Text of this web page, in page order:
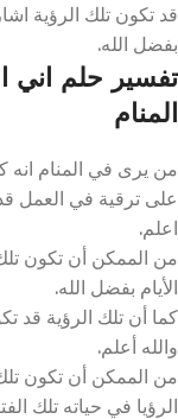
قد تكون تلك الرؤية
بفضل الله.
تفسير حلم
المنام
من يرى في المنام
على ترقية في العمل
اعلم.
من الممكن أن تكون
الأيام بفضل الله.
كما أن تلك الرؤية قد
والله أعلم.
من الممكن أن تكون
الرؤيا في حياته تلك